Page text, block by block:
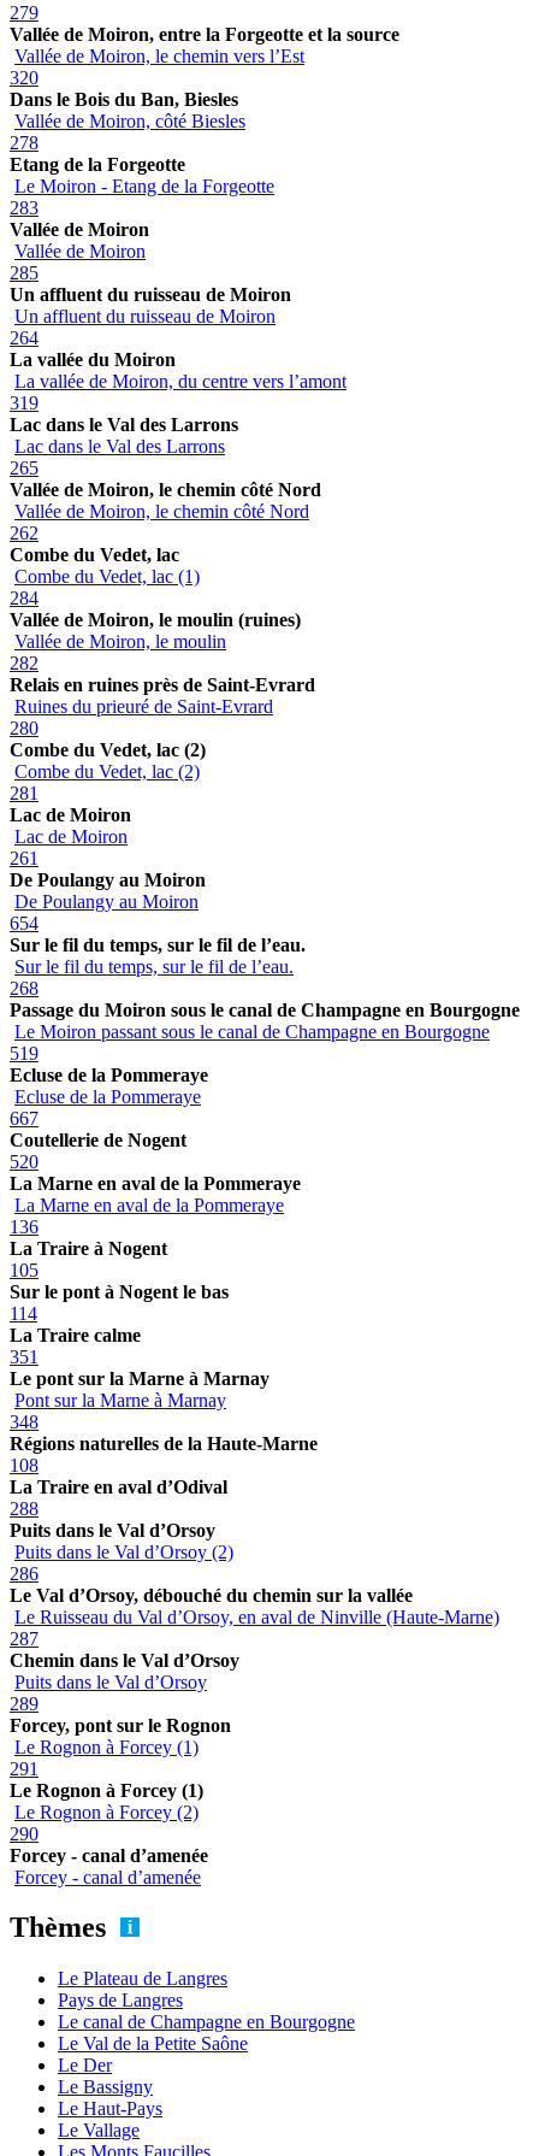
279
Vallée de Moiron, entre la Forgeotte et la source
Vallée de Moiron, le chemin vers l’Est
320
Dans le Bois du Ban, Biesles
Vallée de Moiron, côté Biesles
278
Etang de la Forgeotte
Le Moiron - Etang de la Forgeotte
283
Vallée de Moiron
Vallée de Moiron
285
Un affluent du ruisseau de Moiron
Un affluent du ruisseau de Moiron
264
La vallée du Moiron
La vallée de Moiron, du centre vers l’amont
319
Lac dans le Val des Larrons
Lac dans le Val des Larrons
265
Vallée de Moiron, le chemin côté Nord
Vallée de Moiron, le chemin côté Nord
262
Combe du Vedet, lac
Combe du Vedet, lac (1)
284
Vallée de Moiron, le moulin (ruines)
Vallée de Moiron, le moulin
282
Relais en ruines près de Saint-Evrard
Ruines du prieuré de Saint-Evrard
280
Combe du Vedet, lac (2)
Combe du Vedet, lac (2)
281
Lac de Moiron
Lac de Moiron
261
De Poulangy au Moiron
De Poulangy au Moiron
654
Sur le fil du temps, sur le fil de l’eau.
Sur le fil du temps, sur le fil de l’eau.
268
Passage du Moiron sous le canal de Champagne en Bourgogne
Le Moiron passant sous le canal de Champagne en Bourgogne
519
Ecluse de la Pommeraye
Ecluse de la Pommeraye
667
Coutellerie de Nogent
520
La Marne en aval de la Pommeraye
La Marne en aval de la Pommeraye
136
La Traire à Nogent
105
Sur le pont à Nogent le bas
114
La Traire calme
351
Le pont sur la Marne à Marnay
Pont sur la Marne à Marnay
348
Régions naturelles de la Haute-Marne
108
La Traire en aval d’Odival
288
Puits dans le Val d’Orsoy
Puits dans le Val d’Orsoy (2)
286
Le Val d’Orsoy, débouché du chemin sur la vallée
Le Ruisseau du Val d’Orsoy, en aval de Ninville (Haute-Marne)
287
Chemin dans le Val d’Orsoy
Puits dans le Val d’Orsoy
289
Forcey, pont sur le Rognon
Le Rognon à Forcey (1)
291
Le Rognon à Forcey (1)
Le Rognon à Forcey (2)
290
Forcey - canal d’amenée
Forcey - canal d’amenée
Thèmes
Le Plateau de Langres
Pays de Langres
Le canal de Champagne en Bourgogne
Le Val de la Petite Saône
Le Der
Le Bassigny
Le Haut-Pays
Le Vallage